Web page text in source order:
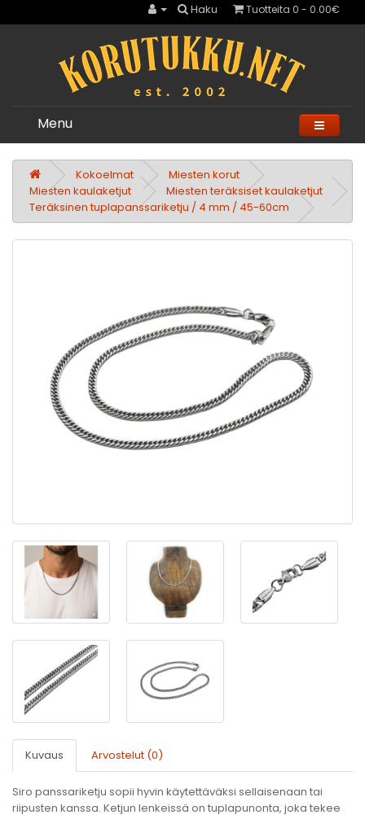
Haku Tuotteita 0 - 0.00€
Menu
Kokoelmat
Miesten korut
Miesten kaulaketjut
Miesten teräksiset kaulaketjut
Teräksinen tuplapanssariketju / 4 mm / 45-60cm
Kuvaus Arvostelut (0)
Siro panssariketju sopii hyvin käytettäväksi sellaisenaan tai
riipusten kanssa. Ketjun lenkeissä on tuplapunonta, joka tekee